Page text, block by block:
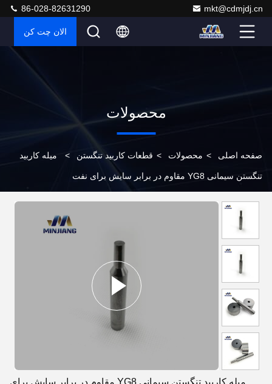
mkt@cdmjdj.cn
86-028-82631290
الان چت کن
محصولات
صفحه اصلی > محصولات > قطعات کاربید تنگستن > میله کاربید
تنگستن سیمانی YG8 مقاوم در برابر سایش برای نفت
میله کاربید تنگستن سیمانی YG8 مقاوم در برابر سایش برای